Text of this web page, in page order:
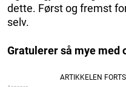
dette. Først og fremst
selv.
Gratulerer så mye med